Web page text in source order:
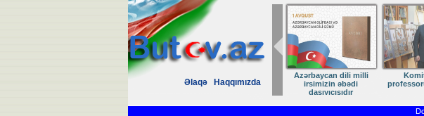
Əlaqə
Haqqımızda
ANA DİLİMİZ – MİLLİ
KİMLİYİMİZDİR